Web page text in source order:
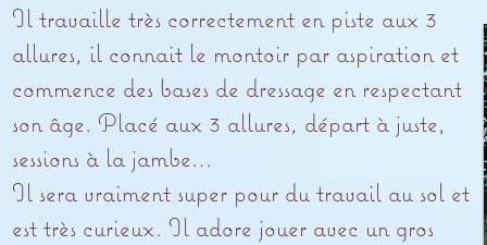
Il travaille très correctement en piste aux 3
allures, il connait le montoir par aspiration et
commence des bases de dressage en respectant
son âge. Placé aux 3 allures, départ à juste,
sessions à la jambe…
Il sera vraiment super pour du travail au sol et
est très curieux. Il adore jouer avec un gros